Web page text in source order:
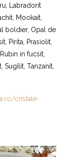
Labradorit
Mookait,
boldier, Opal de
Pirita, Prasiolit,
in fucsit,
Sugilit, Tanzanit,
cristale-